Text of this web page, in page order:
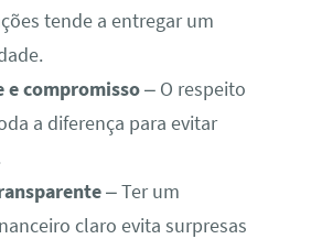
tende a entregar um
e compromisso– O respeito
a diferença para evitar
– Ter um
claro evita surpresas